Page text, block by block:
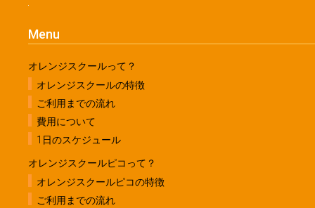
Menu
オレンジスクールって？
オレンジスクールの特徴
ご利用までの流れ
費用について
1日のスケジュール
オレンジスクールピコって？
オレンジスクールピコの特徴
ご利用までの流れ